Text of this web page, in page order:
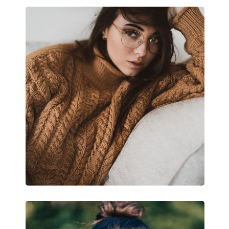
Nastaviteľné sedielka:
Áno
Puzdro:
Áno
Čistiaca handrička:
Áno
Ostatné
Typ:
Unisex
Kategória:
Značka:
Kód:
0RX6355 2994 50